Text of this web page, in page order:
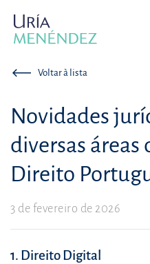
Voltar à lista
Novidades
diversas áreas
Direito
3 de fevereiro de 2026
1. Direito Digital